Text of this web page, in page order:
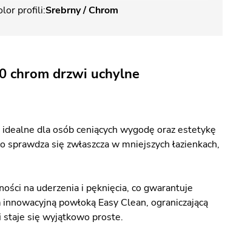
profili Srebrny / Chrom
chrom drzwi uchylne
dla osób ceniących wygodę oraz estetykę
się zwłaszcza w mniejszych łazienkach,
na uderzenia i pęknięcia, co gwarantuje
powłoką Easy Clean, ograniczającą
staje się wyjątkowo proste.